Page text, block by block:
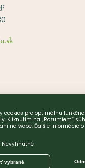
by Narative
cookies pre optimálnu
Kliknutím na „Rozumiem“
na webe. Ďalšie informácie
Nevyhnutné
vybrané